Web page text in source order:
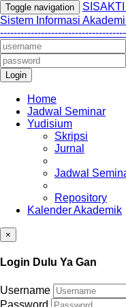
Toggle navigation
Sistem Informasi
Login
Home
Jadwal Seminar
Yudisium
Skripsi
Jurnal
Jadwal
Repository
Kalender Akademik
×
Login Dulu Ya Gan
Username
Password